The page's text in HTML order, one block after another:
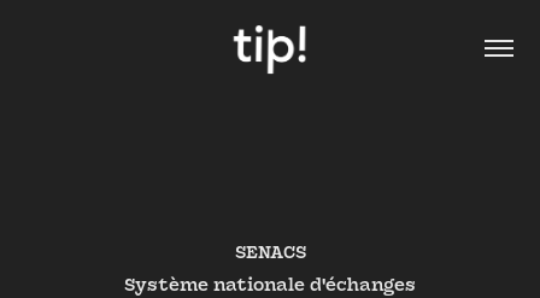
SENACS
Système nationale d'échanges